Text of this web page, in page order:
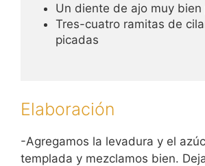
Un diente de ajo muy bien
Tres-cuatro ramitas de
picadas
Elaboración
-Agregamos la levadura y el
templada y mezclamos bien.